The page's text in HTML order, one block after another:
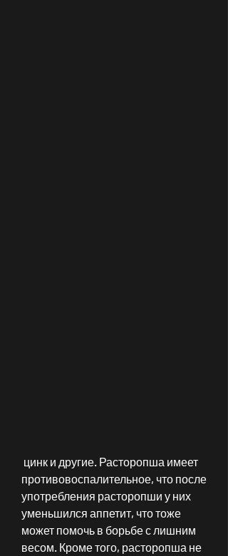
противовоспалительное, что после
употребления расторопши у них
уменьшился аппетит, что тоже
может помочь в борьбе с лишним
весом. Кроме того, расторопша не